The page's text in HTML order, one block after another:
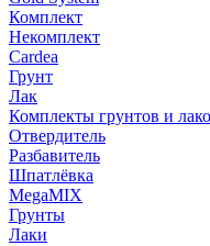
Комплект
Некомплект
Cardea
Грунт
Лак
Комплекты грунтов и
Отвердитель
Разбавитель
Шпатлёвка
MegaMIX
Грунты
Лаки